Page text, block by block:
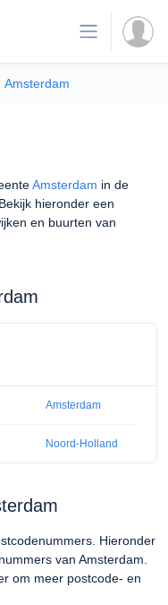
Amsterdam
Amsterdam in de
Bekijk hieronder een
en buurten van
Amsterdam
Noord-Holland
Hieronder
van Amsterdam.
om meer postcode- en